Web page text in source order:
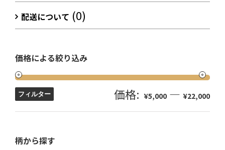
配送について (0)
価格による絞り込み
フィルター 価格: ¥5,000 — ¥22,000
柄から探す